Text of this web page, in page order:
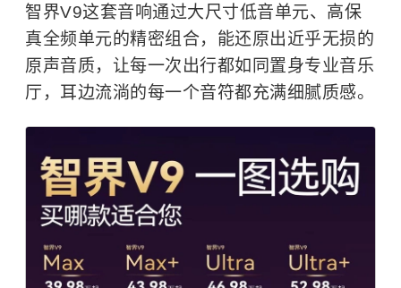
智界V9这套音响通过大尺寸低音单元、高保
真全频单元的精密组合，能还原出近乎无损的
原声音质，让每一次出行都如同置身专业音乐
厅，耳边流淌的每一个音符都充满细腻质感。